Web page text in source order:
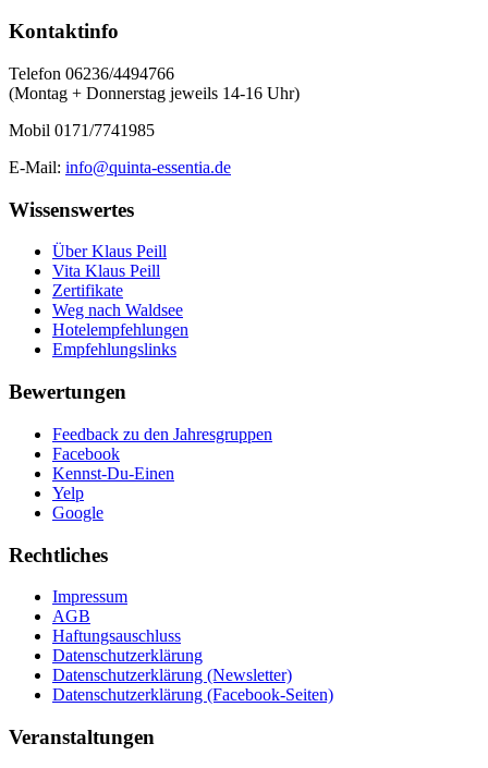
Kontaktinfo
Telefon 06236/4494766
(Montag + Donnerstag jeweils 14-16 Uhr)
Mobil 0171/7741985
E-Mail: info@quinta-essentia.de
Wissenswertes
Über Klaus Peill
Vita Klaus Peill
Zertifikate
Weg nach Waldsee
Hotelempfehlungen
Empfehlungslinks
Bewertungen
Feedback zu den Jahresgruppen
Facebook
Kennst-Du-Einen
Yelp
Google
Rechtliches
Impressum
AGB
Haftungsauschluss
Datenschutzerklärung
Datenschutzerklärung (Newsletter)
Datenschutzerklärung (Facebook-Seiten)
Veranstaltungen